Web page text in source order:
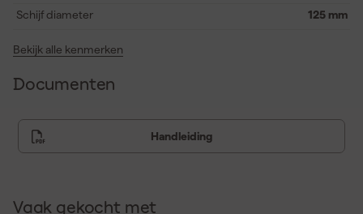
Schijf diameter 125 mm
Bekijk alle kenmerken
Documenten
Handleiding
Vaak gekocht met